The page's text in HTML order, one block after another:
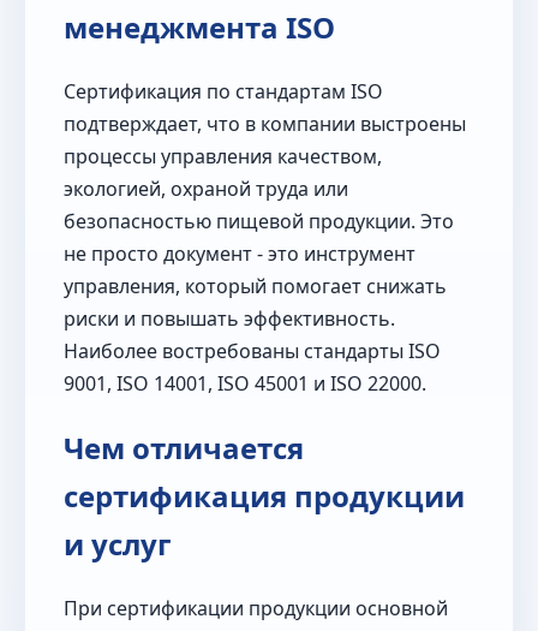
менеджмента ISO
Сертификация по стандартам ISO
подтверждает, что в компании выстроены
процессы управления качеством,
экологией, охраной труда или
безопасностью пищевой продукции. Это
не просто документ - это инструмент
управления, который помогает снижать
риски и повышать эффективность.
Наиболее востребованы стандарты ISO
9001, ISO 14001, ISO 45001 и ISO 22000.
Чем отличается
сертификация продукции
и услуг
При сертификации продукции основной